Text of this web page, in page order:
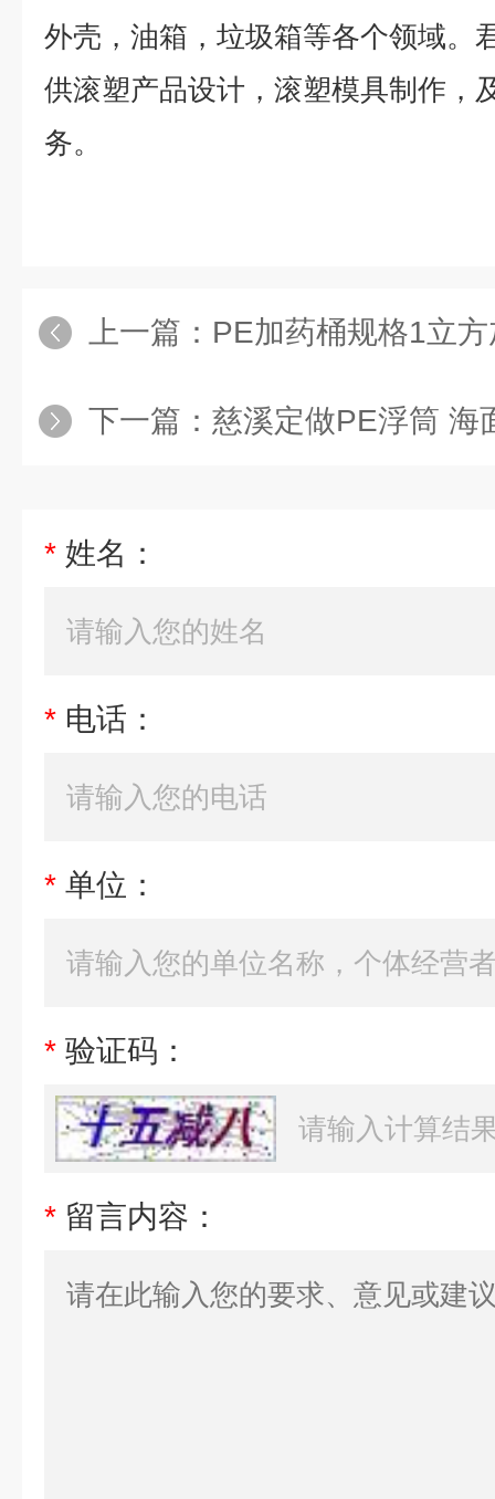
外壳，油箱，垃圾箱等各个领域。
供滚塑产品设计，滚塑模具制作，
务。
上一篇： PE加药桶规格1立
下一篇： 慈溪定做PE浮筒 海
* 姓名：
* 电话：
* 单位：
* 验证码：
* 留言内容：